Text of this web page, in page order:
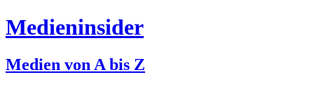
Medieninsider
Medien von A bis Z